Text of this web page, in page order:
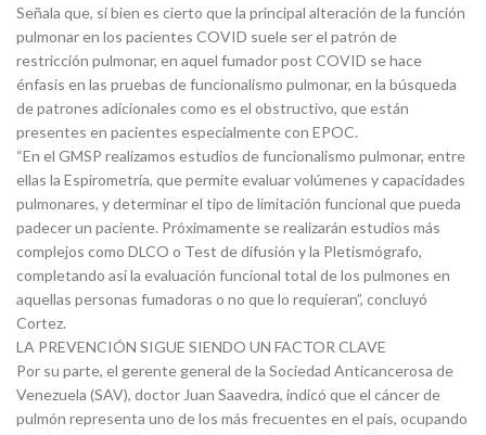
Señala que, si bien es cierto que la principal alteración de la función
pulmonar en los pacientes COVID suele ser el patrón de
restricción pulmonar, en aquel fumador post COVID se hace
énfasis en las pruebas de funcionalismo pulmonar, en la búsqueda
de patrones adicionales como es el obstructivo, que están
presentes en pacientes especialmente con EPOC.
“En el GMSP realizamos estudios de funcionalismo pulmonar, entre
ellas la Espirometría, que permite evaluar volúmenes y capacidades
pulmonares, y determinar el tipo de limitación funcional que pueda
padecer un paciente. Próximamente se realizarán estudios más
complejos como DLCO o Test de difusión y la Pletismógrafo,
completando así la evaluación funcional total de los pulmones en
aquellas personas fumadoras o no que lo requieran”, concluyó
Cortez.
LA PREVENCIÓN SIGUE SIENDO UN FACTOR CLAVE
Por su parte, el gerente general de la Sociedad Anticancerosa de
Venezuela (SAV), doctor Juan Saavedra, indicó que el cáncer de
pulmón representa uno de los más frecuentes en el país, ocupando